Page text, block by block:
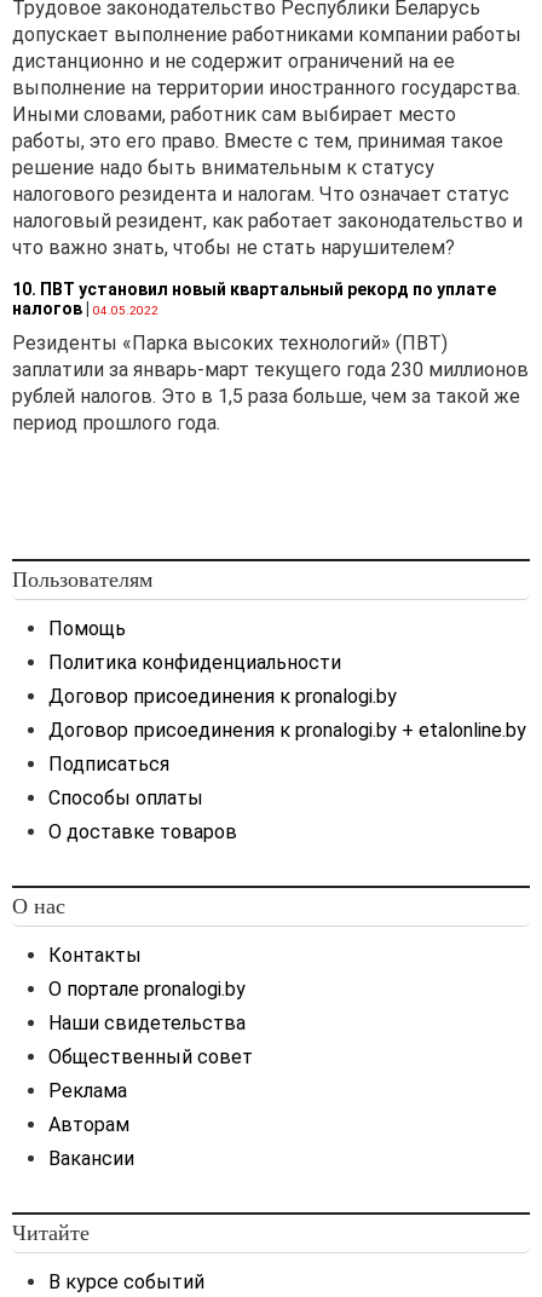
Трудовое законодательство Республики Беларусь
допускает выполнение работниками компании работы
дистанционно и не содержит ограничений на ее
выполнение на территории иностранного государства.
Иными словами, работник сам выбирает место
работы, это его право. Вместе с тем, принимая такое
решение надо быть внимательным к статусу
налогового резидента и налогам. Что означает статус
налоговый резидент, как работает законодательство и
что важно знать, чтобы не стать нарушителем?
10. ПВТ установил новый квартальный рекорд по уплате
налогов
04.05.2022
Резиденты «Парка высоких технологий» (ПВТ)
заплатили за январь-март текущего года 230 миллионов
рублей налогов. Это в 1,5 раза больше, чем за такой же
период прошлого года.
Пользователям
Помощь
Политика конфиденциальности
Договор присоединения к pronalogi.by
Договор присоединения к pronalogi.by + etalonline.by
Подписаться
Способы оплаты
О доставке товаров
О нас
Контакты
О портале pronalogi.by
Наши свидетельства
Общественный совет
Реклама
Авторам
Вакансии
Читайте
В курсе событий